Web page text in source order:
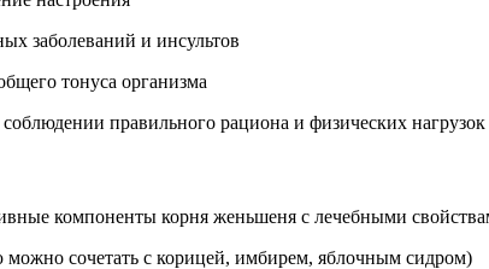
заболеваний и инсультов
тонуса организма
правильного рациона и физических нагрузок
компоненты корня женьшеня с лечебными
сочетать с корицей, имбирем, яблочным сидром)